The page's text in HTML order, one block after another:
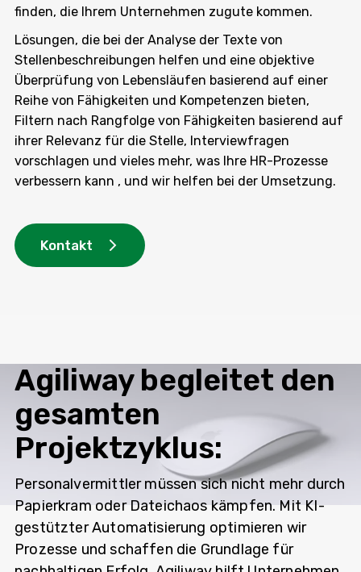
finden, die Ihrem Unternehmen zugute kommen.
Lösungen, die bei der Analyse der Texte von
Stellenbeschreibungen helfen und eine objektive
Überprüfung von Lebensläufen basierend auf einer
Reihe von Fähigkeiten und Kompetenzen bieten,
Filtern nach Rangfolge von Fähigkeiten basierend auf
ihrer Relevanz für die Stelle, Interviewfragen
vorschlagen und vieles mehr, was Ihre HR-Prozesse
verbessern kann , und wir helfen bei der Umsetzung.
Kontakt
Agiliway begleitet den
gesamten
Projektzyklus:
Personalvermittler müssen sich nicht mehr durch
Papierkram oder Dateichaos kämpfen. Mit KI-
gestützter Automatisierung optimieren wir
Prozesse und schaffen die Grundlage für